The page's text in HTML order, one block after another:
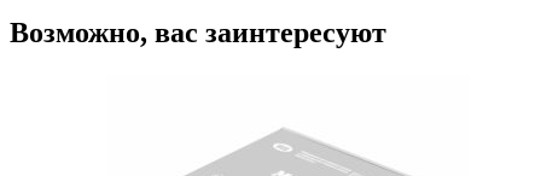
Возможно, вас заинтересуют